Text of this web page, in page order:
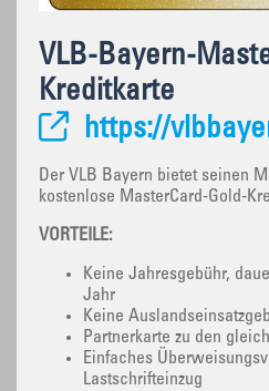
VLB-Bayern-
Kreditkarte
https://
Der VLB Bayern bietet seinen
kostenlose MasterCard-Gold-
VORTEILE:
Keine Jahresgebühr,
Jahr
Keine
Partnerkarte zu den
Einfaches
Lastschrifteinzug